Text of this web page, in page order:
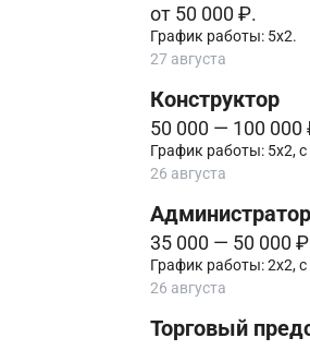
от 50 000 ₽.
График работы: 5х2.
27 августа
Конструктор
50 000 — 100 000
График работы: 5х2,
26 августа
35 000 — 50 000
График работы: 2х2,
26 августа
Торговый